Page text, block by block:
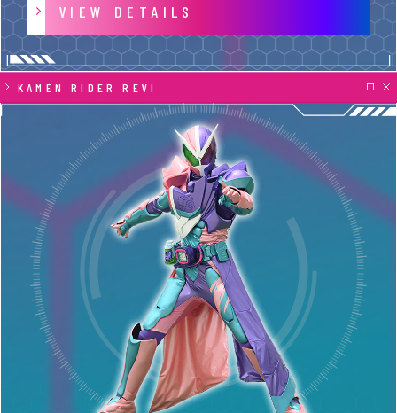
VIEW DETAILS
KAMEN RIDER REVI